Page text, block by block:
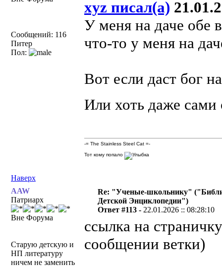
Сообщений: 116
Питер
Пол:
xyz писал(а)
У меня на даче обе
что-то у меня на
Вот если даст бог
Или хоть даже
Наверх
-= The Stainless Steel Cat =-
Тот кому попало
AAW
Патриарх
Вне Форума
Старую детскую и
НП литературу
ничем не заменить
Re: "Ученые-школьнику"
Детской Энциклопедии")
Ответ #113 - 22.01.2026 :: 08:28:10
ссылка на
сообщении ветки)